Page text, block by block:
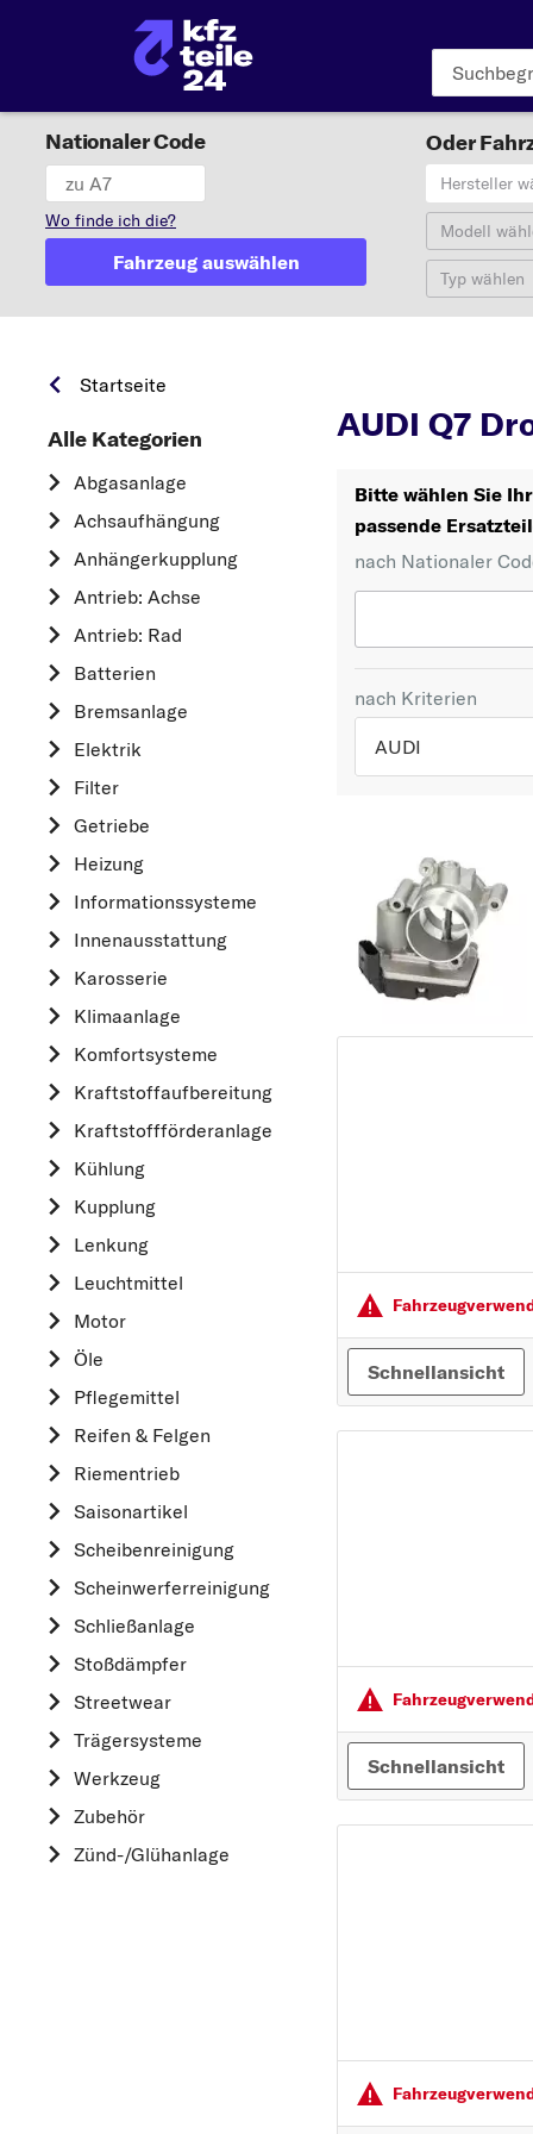
Nationaler Code
Wo finde ich die?
Fahrzeug auswählen
Oder
Hersteller
Modell
Typ wählen
Startseite
Alle Kategorien
Abgasanlage
Achsaufhängung
Anhängerkupplung
Antrieb: Achse
Antrieb: Rad
Batterien
Bremsanlage
Elektrik
Filter
Getriebe
Heizung
Informationssysteme
Innenausstattung
Karosserie
Klimaanlage
Komfortsysteme
Kraftstoff­aufbereitung
Kraftstoff­förderanlage
Kühlung
Kupplung
Lenkung
Leuchtmittel
Motor
Öle
Pflegemittel
Reifen & Felgen
Riementrieb
Saisonartikel
Scheibenreinigung
Scheinwerferreinigung
Schließanlage
Stoßdämpfer
Streetwear
Trägersysteme
Werkzeug
Zubehör
Zünd-/Glühanlage
AUDI Q7
Bitte wählen Sie
passende
nach Nationaler
nach Kriterien
AUDI
OPEL
MERCEDES-BENZ
FORD
AUDI
CITROËN
D
DACIA
L
M
MAZDA
Schnellansicht
Schnellansicht